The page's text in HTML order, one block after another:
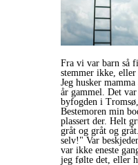
Fra vi var barn så
stemmer ikke,
Jeg husker
år gammel. Det
byfogden i
Bestemoren min
plassert der. Helt
gråt og gråt og
selv!" Var
var ikke eneste
jeg følte det, eller